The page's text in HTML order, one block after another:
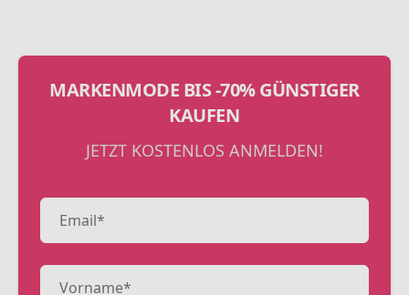
MARKENMODE BIS -70% GÜNSTIGER
KAUFEN
JETZT KOSTENLOS ANMELDEN!